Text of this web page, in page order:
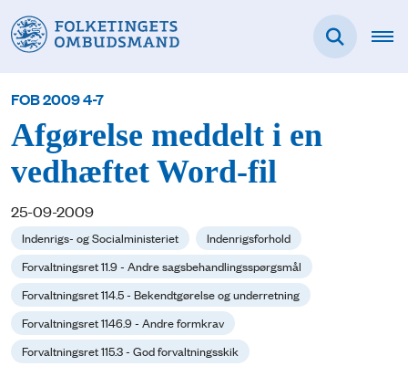
FOB 2009 4-7
Afgørelse meddelt i en
vedhæftet Word-fil
25-09-2009
Indenrigs- og Socialministeriet
Indenrigsforhold
Forvaltningsret 11.9 - Andre sagsbehandlingsspørgsmål
Forvaltningsret 114.5 - Bekendtgørelse og underretning
Forvaltningsret 1146.9 - Andre formkrav
Forvaltningsret 115.3 - God forvaltningsskik